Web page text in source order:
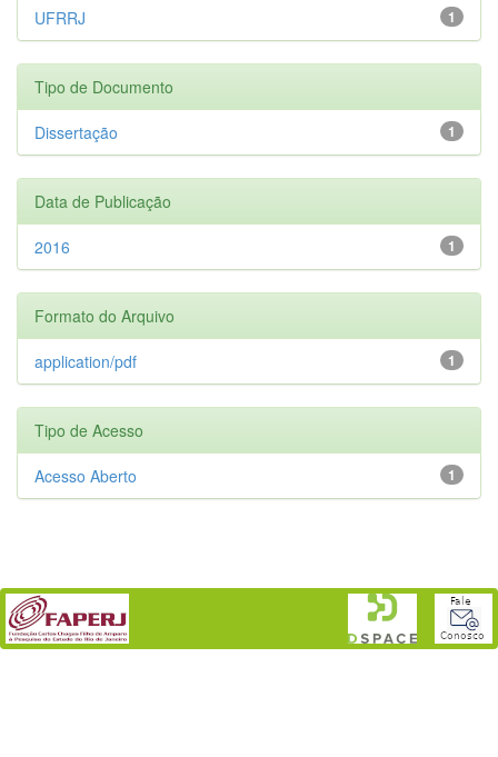
1
UFRRJ
Tipo de Documento
1
Dissertação
Data de Publicação
1
2016
Formato do Arquivo
1
application/pdf
Tipo de Acesso
1
Acesso Aberto